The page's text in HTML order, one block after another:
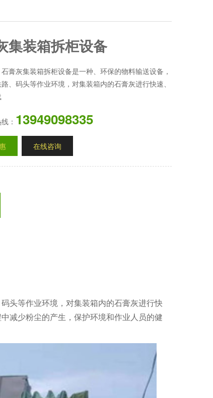
集装箱拆柜设备
石膏灰集装箱拆柜设备是一种、环保的物料输送设备，
、码头等作业环境，对集装箱内的石膏灰进行快速、
： 13949098335
在线咨询
头等作业环境，对集装箱内的石膏灰进行快
减少粉尘的产生，保护环境和作业人员的健